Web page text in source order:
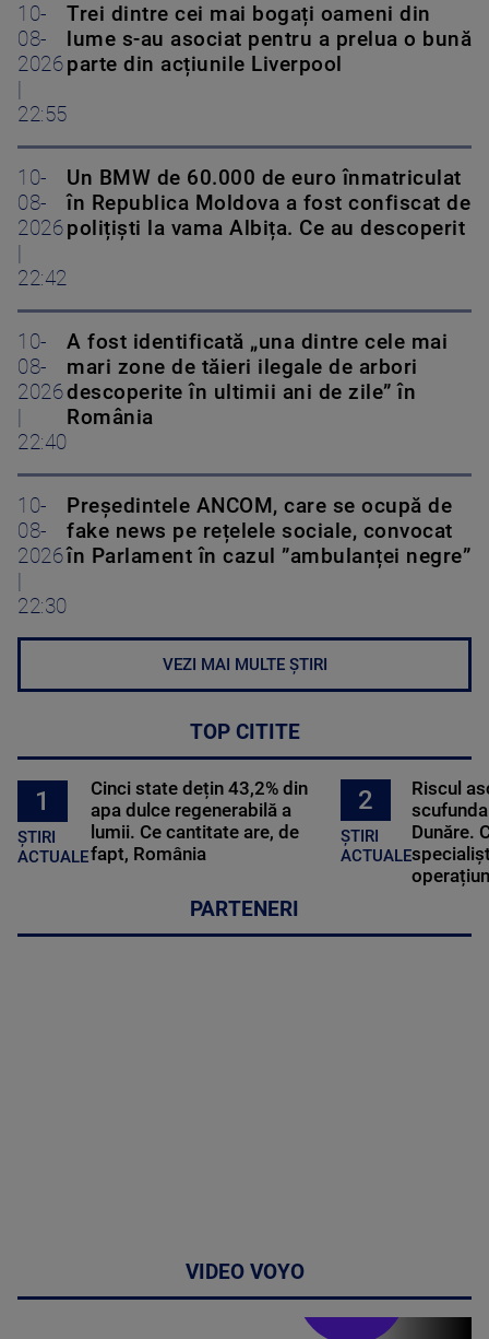
10-
08-
2026
|
22:55
Trei dintre cei mai bogați oameni din
lume s-au asociat pentru a prelua o bună
parte din acțiunile Liverpool
10-
08-
2026
|
22:42
Un BMW de 60.000 de euro înmatriculat
în Republica Moldova a fost confiscat de
polițiști la vama Albița. Ce au descoperit
10-
08-
2026
|
22:40
A fost identificată „una dintre cele mai
mari zone de tăieri ilegale de arbori
descoperite în ultimii ani de zile” în
România
10-
08-
2026
|
22:30
Președintele ANCOM, care se ocupă de
fake news pe rețelele sociale, convocat
în Parlament în cazul ”ambulanței negre”
VEZI MAI MULTE ȘTIRI
TOP CITITE
1
ȘTIRI
ACTUALE
Cinci state dețin 43,2% din
apa dulce regenerabilă a
lumii. Ce cantitate are, de
fapt, România
2
ȘTIRI
ACTUALE
Riscul
Dunăre.
PARTENERI
VIDEO VOYO